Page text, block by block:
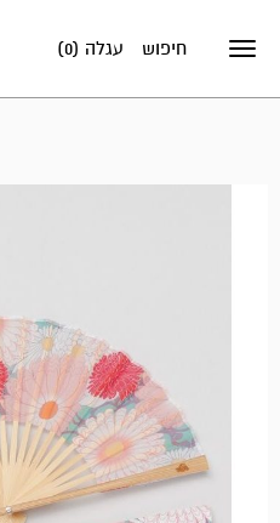
Toggle
עגלה (0) חיפוש